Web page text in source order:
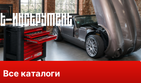
Все каталоги
Unior, Словения